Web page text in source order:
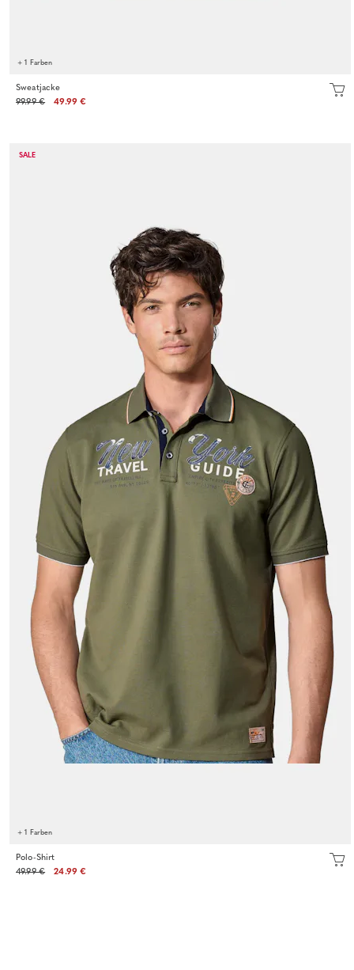
+ 1 Farben
Sweatjacke
99.99 €
49.99 €
SALE
+ 1 Farben
Polo-Shirt
49.99 €
24.99 €